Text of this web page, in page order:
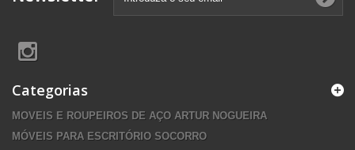
Categorias
MOVEIS E ROUPEIROS DE AÇO ARTUR NOGUEIRA
MÓVEIS PARA ESCRITÓRIO SOCORRO